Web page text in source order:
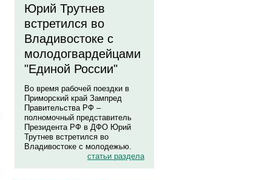
Юрий Трутнев
встретился во
Владивостоке с
молодогвардейцами
"Единой России"
Во время рабочей поездки в
Приморский край Зампред
Правительства РФ –
полномочный представитель
Президента РФ в ДФО Юрий
Трутнев встретился во
Владивостоке с молодежью.
статьи раздела